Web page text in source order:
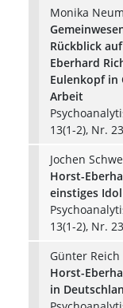
Monika
Rückblick
Eberhard
Eulenkopf in
Arbeit
13(1-2), Nr.
Jochen
Horst-
einstiges Idol
13(1-2), Nr.
Günter Reich
Horst-
in